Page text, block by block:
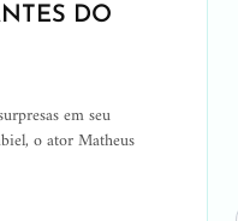
DO
em seu
o ator Matheus